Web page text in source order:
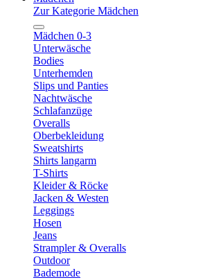
Zur Kategorie Mädchen
Mädchen 0-3
Unterwäsche
Bodies
Unterhemden
Slips und Panties
Nachtwäsche
Schlafanzüge
Overalls
Oberbekleidung
Sweatshirts
Shirts langarm
T-Shirts
Kleider & Röcke
Jacken & Westen
Leggings
Hosen
Jeans
Strampler & Overalls
Outdoor
Bademode